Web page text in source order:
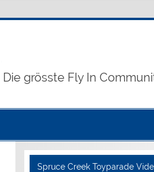
Die grösste Fly In
Spruce Creek Toyparade